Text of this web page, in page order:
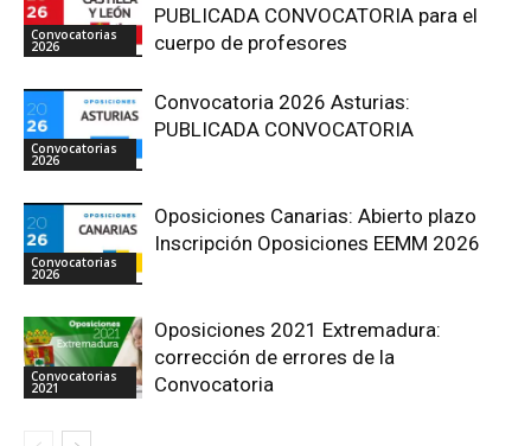
Convocatorias
2026
PUBLICADA CONVOCATORIA para el
cuerpo de profesores
Convocatorias
2026
Convocatoria 2026 Asturias:
PUBLICADA CONVOCATORIA
Convocatorias
2026
Oposiciones Canarias: Abierto plazo
Inscripción Oposiciones EEMM 2026
Convocatorias
2021
Oposiciones 2021 Extremadura:
corrección de errores de la
Convocatoria